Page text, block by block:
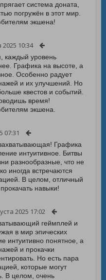
система доната,
погружён в этот мир.
экшена!
2025 10:34
каждый уровень
Графика на высоте, а
Особенно радует
и их улучшений. Но
квестов и событий.
время!
экшена.
07:31
Графика
интуитивное. Битвы
разнообразные, что не
иногда встречаются
В целом, отличный
навыки!
2025 17:02
геймплей и
в мир эпических
интуитивно понятное, а
и прокачки
Но есть пара
которые могут
В целом, очень